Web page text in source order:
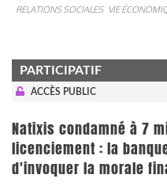
RELATIONS SOCIALES VIE
PARTICIPATIF
ACCÈS PUBLIC
Natixis condamné à 7
licenciement : la
d'invoquer la morale